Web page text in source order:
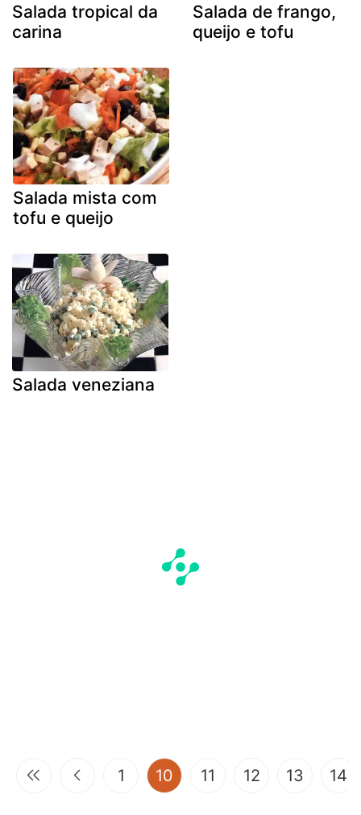
Salada tropical da
carina
Salada de frango,
queijo e tofu
Salada mista com
tofu e queijo
Salada veneziana
1 10 (current)
11 12 13 14